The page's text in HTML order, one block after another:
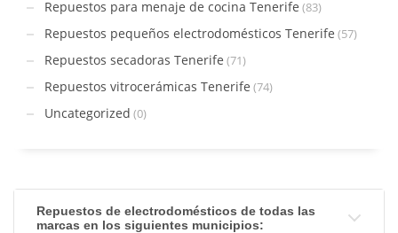
Repuestos para menaje de cocina Tenerife (83)
Repuestos pequeños electrodomésticos Tenerife (57)
Repuestos secadoras Tenerife (71)
Repuestos vitrocerámicas Tenerife (74)
Uncategorized (0)
Repuestos de electrodomésticos de todas las
marcas en los siguientes municipios: